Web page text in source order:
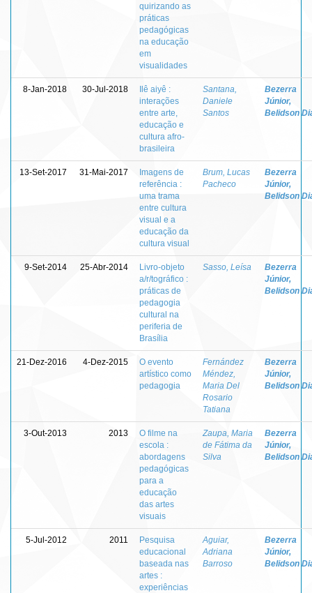
quirizando as
práticas
pedagógicas
na educação
em
visualidades
8-Jan-2018 30-Jul-2018
Ilê aiyê :
interações
entre arte,
educação e
cultura afro-
brasileira
Santana,
Daniele
Santos
Bezerra
Júnior,
Belidson
13-Set-2017 31-Mai-2017
Imagens de
referência :
uma trama
entre cultura
visual e a
educação da
cultura visual
Brum, Lucas
Pacheco
Bezerra
Júnior,
Belidson
9-Set-2014 25-Abr-2014
Livro-objeto
a/r/tográfico :
práticas de
pedagogia
cultural na
periferia de
Brasília
Sasso, Leísa
Bezerra
Júnior,
Belidson
21-Dez-2016 4-Dez-2015
O evento
artístico como
pedagogia
Fernández
Méndez,
Maria Del
Rosario
Tatiana
Bezerra
Júnior,
Belidson
3-Out-2013 2013
O filme na
escola :
abordagens
pedagógicas
para a
educação
das artes
visuais
Zaupa, Maria
de Fátima da
Silva
Bezerra
Júnior,
Belidson
5-Jul-2012 2011
Pesquisa
educacional
baseada nas
artes :
experiências
Aguiar,
Adriana
Barroso
Bezerra
Júnior,
Belidson